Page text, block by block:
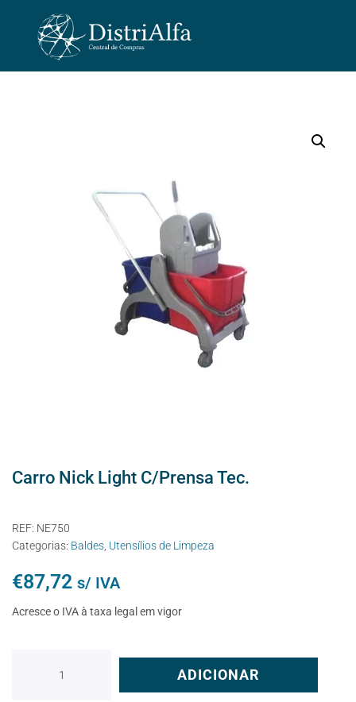
Carro Nick Light C/Prensa Tec.
REF: NE750
Categorias: Baldes Utensílios de Limpeza
€87,72 s/ IVA
Acresce o IVA à taxa legal em vigor
ADICIONAR